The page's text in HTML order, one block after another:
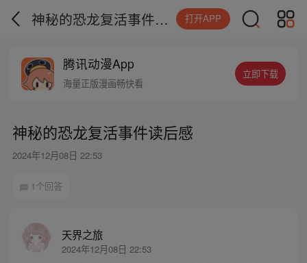
神秘的恐龙复活事件读后感 打开APP
腾讯动漫App
海量正版漫画畅快看
立即下载
神秘的恐龙复活事件读后感
2024年12月08日 22:53
1个回答
天界之旅
2024年12月08日 22:53